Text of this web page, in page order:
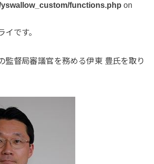
functions.php on
イです。
監督局審議官を務める伊東 豊氏を取り